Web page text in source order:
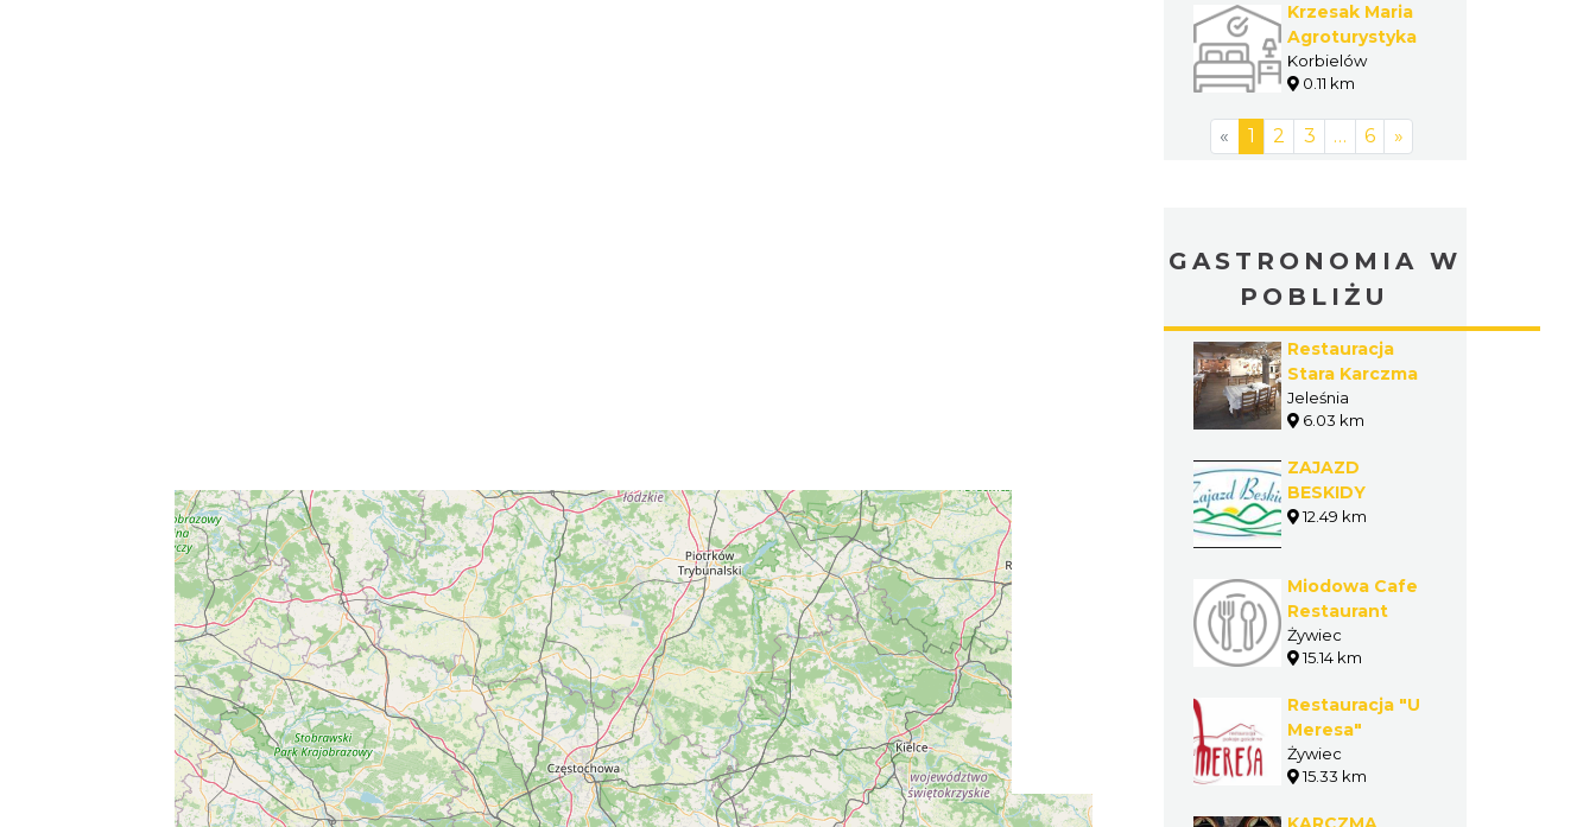
Krzesak Maria
Agroturystyka
Korbielów
0.11 km
« 1 2 3 … 6 »
GASTRONOMIA W
POBLIŻU
Restauracja
Stara Karczma
Jeleśnia
6.03 km
ZAJAZD
BESKIDY
12.49 km
Miodowa Cafe
Restaurant
Żywiec
15.14 km
Restauracja "U
Meresa"
Żywiec
15.33 km